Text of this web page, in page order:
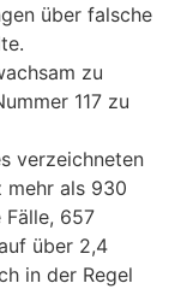
über falsche
zu
117 zu
verzeichneten
mehr als 930
657
über 2,4
in der Regel